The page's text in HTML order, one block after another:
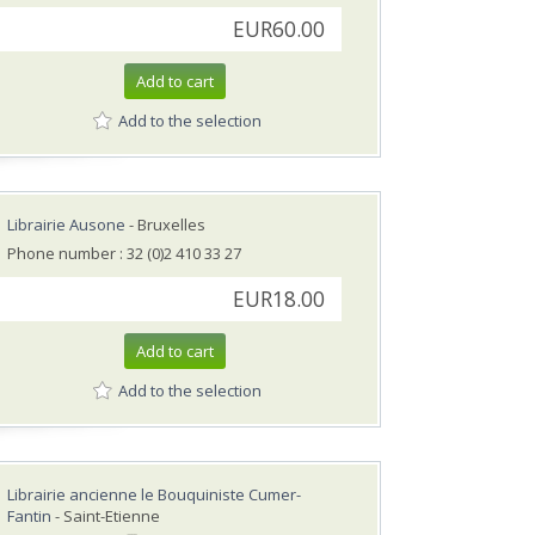
EUR60.00
Add to cart
Add to the selection
Librairie Ausone - Bruxelles
Phone number : 32 (0)2 410 33 27
EUR18.00
Add to cart
Add to the selection
Librairie ancienne le Bouquiniste Cumer-
Fantin - Saint-Etienne